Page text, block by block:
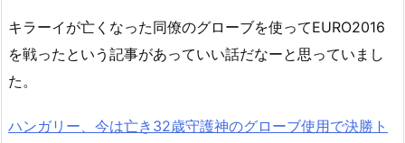
キラーイが亡くなった同僚のグローブを使ってEURO2016
を戦ったという記事があっていい話だなーと思っていまし
た。
ハンガリー、今は亡き32歳守護神のグローブ使用で決勝ト